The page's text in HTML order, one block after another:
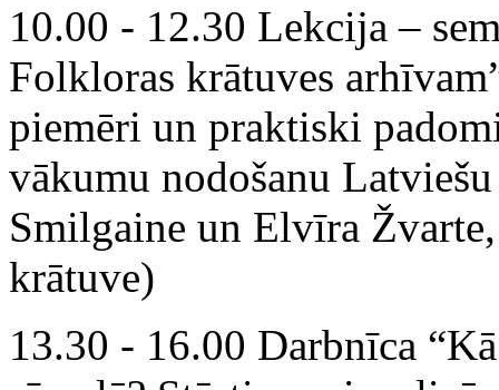
10.00 - 12.30 Lekcija –
Folkloras krātuves
piemēri un praktiski
vākumu nodošanu
Smilgaine un Elvīra
krātuve)
13.30 - 16.00 Darbnīca